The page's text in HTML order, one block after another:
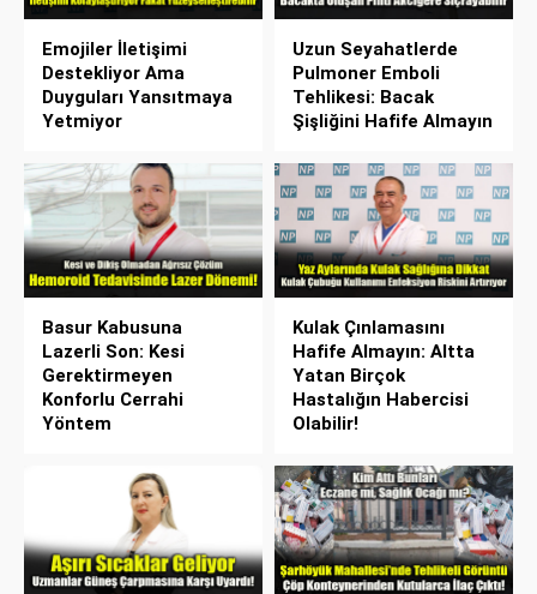
Emojiler İletişimi
Destekliyor Ama
Duyguları Yansıtmaya
Yetmiyor
Uzun Seyahatlerde
Pulmoner Emboli
Tehlikesi: Bacak
Şişliğini Hafife Almayın
Basur Kabusuna
Lazerli Son: Kesi
Gerektirmeyen
Konforlu Cerrahi
Yöntem
Kulak Çınlamasını
Hafife Almayın: Altta
Yatan Birçok
Hastalığın Habercisi
Olabilir!